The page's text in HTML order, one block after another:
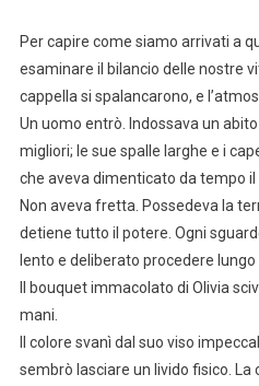
Per capire come siamo arrivati a
esaminare il bilancio delle nostre
cappella si spalancarono, e
Un uomo entrò. Indossava un
migliori; le sue spalle larghe e i
che aveva dimenticato da tempo
Non aveva fretta. Possedeva la
detiene tutto il potere. Ogni
lento e deliberato procedere lungo
Il bouquet immacolato di Olivia
mani.
Il colore svanì dal suo viso
sembrò lasciare un livido fisico. La